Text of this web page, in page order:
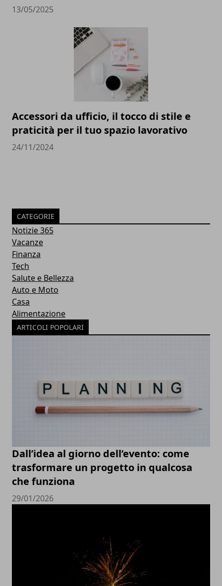
13/05/2025
Accessori da ufficio, il tocco di stile e
praticità per il tuo spazio lavorativo
24/11/2024
CATEGORIE
Notizie 365
Vacanze
Finanza
Tech
Salute e Bellezza
Auto e Moto
Casa
Alimentazione
ARTICOLI POPOLARI
Dall’idea al giorno dell’evento: come
trasformare un progetto in qualcosa
che funziona
29/01/2026